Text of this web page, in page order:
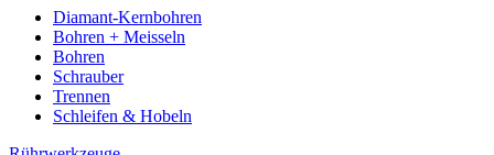
Diamant-Kernbohren
Bohren + Meisseln
Bohren
Schrauber
Trennen
Schleifen & Hobeln